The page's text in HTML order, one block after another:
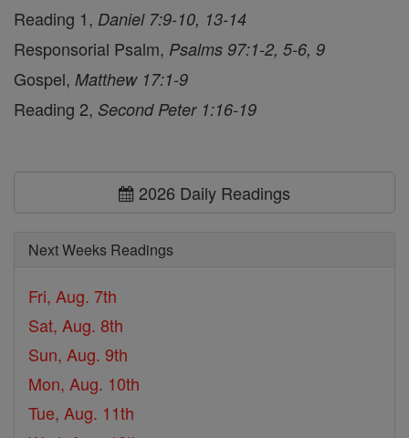
Reading 1, Daniel 7:9-10, 13-14
Responsorial Psalm, Psalms 97:1-2, 5-6, 9
Gospel, Matthew 17:1-9
Reading 2, Second Peter 1:16-19
2026 Daily Readings
Next Weeks Readings
Fri, Aug. 7th
Sat, Aug. 8th
Sun, Aug. 9th
Mon, Aug. 10th
Tue, Aug. 11th